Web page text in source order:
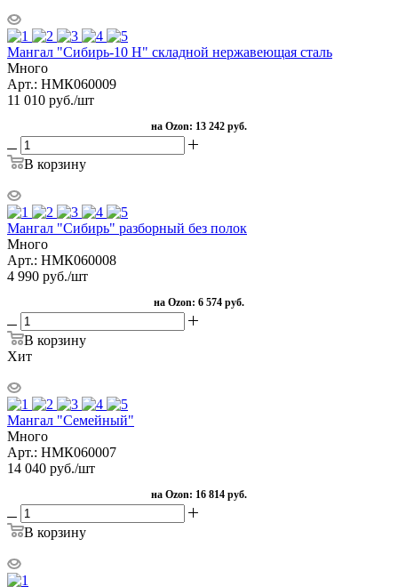
Мангал "Сибирь-10 Н" складной нержавеющая сталь
Много
Арт.: НМК060009
11 010 руб./шт
на Ozon: 13 242 руб.
В корзину
Мангал "Сибирь" разборный без полок
Много
Арт.: НМК060008
4 990 руб./шт
на Ozon: 6 574 руб.
В корзину
Хит
Мангал "Семейный"
Много
Арт.: НМК060007
14 040 руб./шт
на Ozon: 16 814 руб.
В корзину